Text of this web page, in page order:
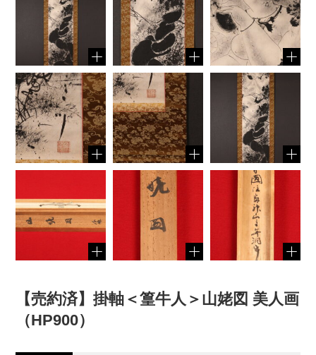
【売約済】掛軸＜篁牛人＞山姥図 美人画
（HP900）